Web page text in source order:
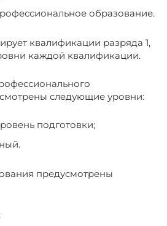
образование.
квалификации разряда 1,
каждой квалификации.
следующие уровни:
подготовки;
предусмотрены